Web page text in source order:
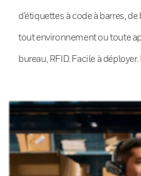
d’étiquettes à code à barres,
tout environnement ou toute
bureau, RFID. Facile à déployer.